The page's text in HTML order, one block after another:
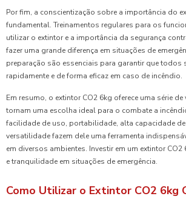
Por fim, a conscientização sobre a importância do
fundamental. Treinamentos regulares para os
utilizar o extintor e a importância da segurança
fazer uma grande diferença em situações de
preparação são essenciais para garantir que todos
rapidamente e de forma eficaz em caso de incêndio.
Em resumo, o extintor CO2 6kg oferece uma série
tornam uma escolha ideal para o combate a
facilidade de uso, portabilidade, alta capacidade de
versatilidade fazem dele uma ferramenta
em diversos ambientes. Investir em um extintor
e tranquilidade em situações de emergência.
Como Utilizar o Extintor CO2 6kg